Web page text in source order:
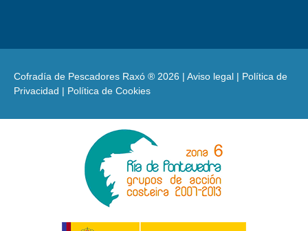
Cofradía de Pescadores Raxó ® 2026 | Aviso legal | Política de
Privacidad | Política de Cookies